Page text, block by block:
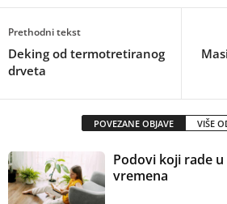
Prethodni tekst
Deking od termotretiranog
drveta
POVEZANE OBJAVE VIŠE
Podovi koji rade
vremena